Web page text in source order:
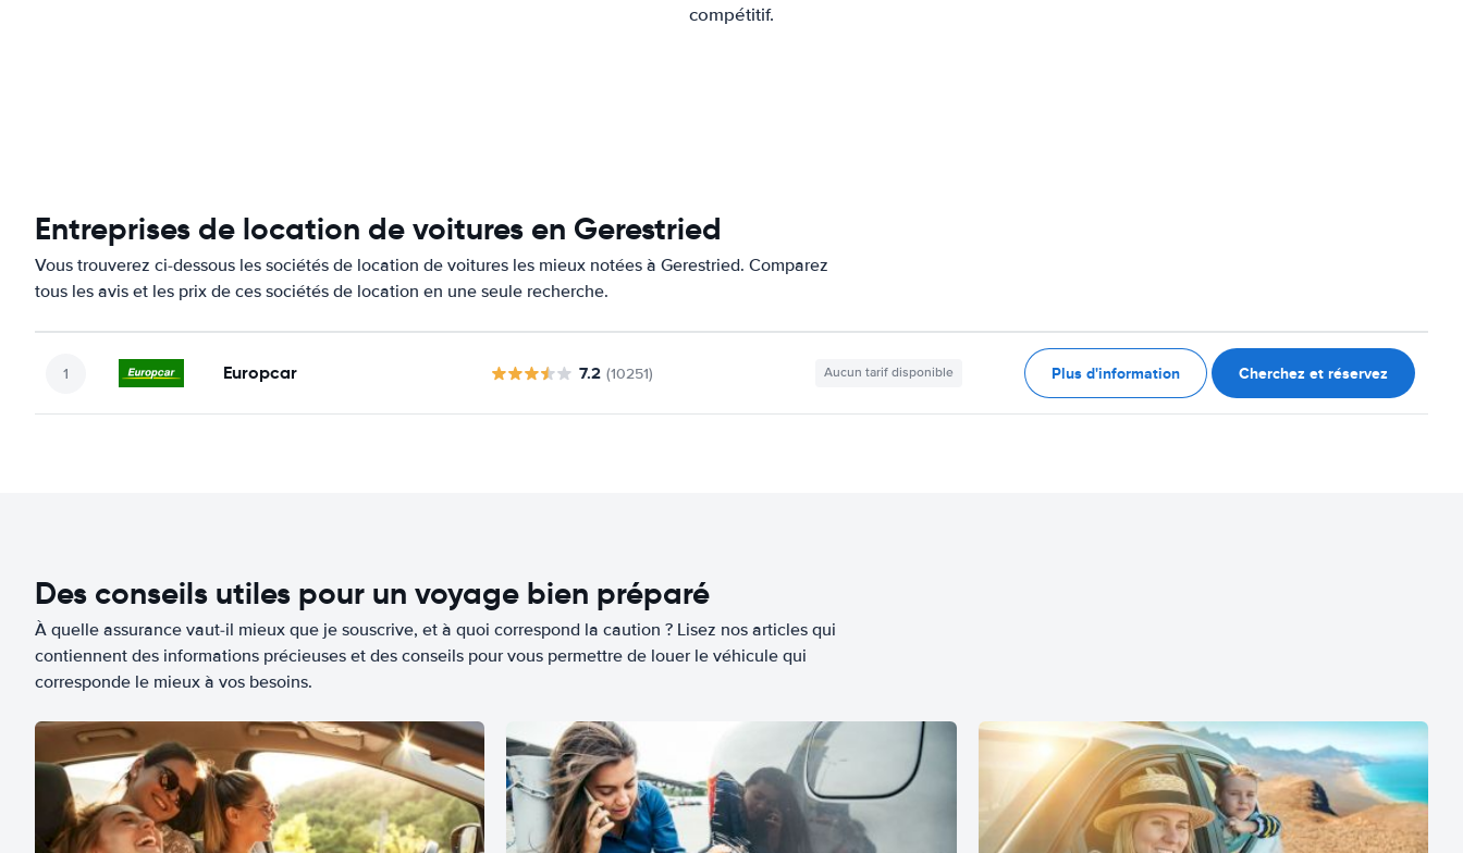
compétitif.
Entreprises de location de voitures en Gerestried
Vous trouverez ci-dessous les sociétés de location de voitures les mieux notées à Gerestried. Comparez
tous les avis et les prix de ces sociétés de location en une seule recherche.
Europcar 7.2 (10251) Aucun tarif disponible Plus d'information Cherchez et réservez
Des conseils utiles pour un voyage bien préparé
À quelle assurance vaut-il mieux que je souscrive, et à quoi correspond la caution ? Lisez nos articles qui
contiennent des informations précieuses et des conseils pour vous permettre de louer le véhicule qui
corresponde le mieux à vos besoins.